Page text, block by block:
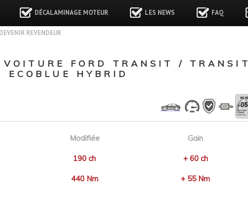
DÉCALAMINAGE MOTEUR LES NEWS FAQ
DEVENIR REVENDEUR
VOITURE FORD TRANSIT / TRANSIT
ECOBLUE HYBRID
Modifiée Gain
190 ch + 60 ch
440 Nm
+ 55 Nm